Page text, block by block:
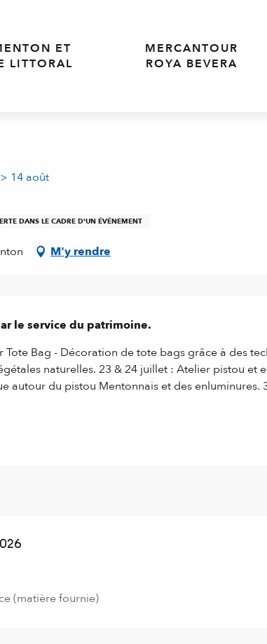
ET
LITTORAL
MERCANTOUR
ROYA BEVERA
14 août
DANS LE CADRE D'UN ÉVÉNEMENT
M'y rendre
le service du patrimoine.
Tote Bag - Décoration de tote bags grâce à des
naturelles. 23 & 24 juillet : Atelier pistou et
autour du pistou Mentonnais et des enluminures.
14 août 2026
(matière fournie)